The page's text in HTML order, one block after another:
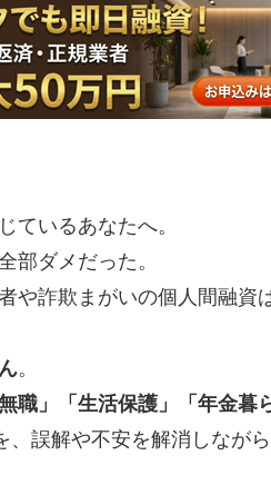
ているあなたへ。
部ダメだった。
や詐欺まがいの個人間融資
。
職」「生活保護」「年金暮
誤解や不安を解消しながら